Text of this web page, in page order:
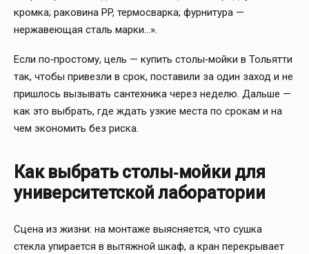
кромка; раковина PP, термосварка; фурнитура —
нержавеющая сталь марки…».
Если по‑простому, цель — купить столы‑мойки в Тольятти
так, чтобы привезли в срок, поставили за один заход и не
пришлось вызывать сантехника через неделю. Дальше —
как это выбрать, где ждать узкие места по срокам и на
чем экономить без риска.
Как выбрать столы‑мойки для
университетской лаборатории
Сцена из жизни: на монтаже выясняется, что сушка
стекла упирается в вытяжной шкаф, а кран перекрывает